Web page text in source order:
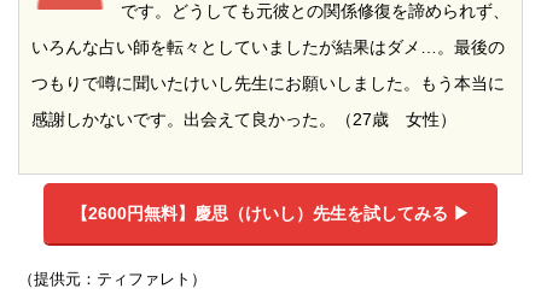
です。どうしても元彼との関係修復を諦められず、
いろんな占い師を転々としていましたが結果はダメ…。最後の
つもりで噂に聞いたけいし先生にお願いしました。もう本当に
感謝しかないです。出会えて良かった。（27歳 女性）
【2600円無料】 慶思（けいし）先生を試してみる ▶︎
（提供元：ティファレト）